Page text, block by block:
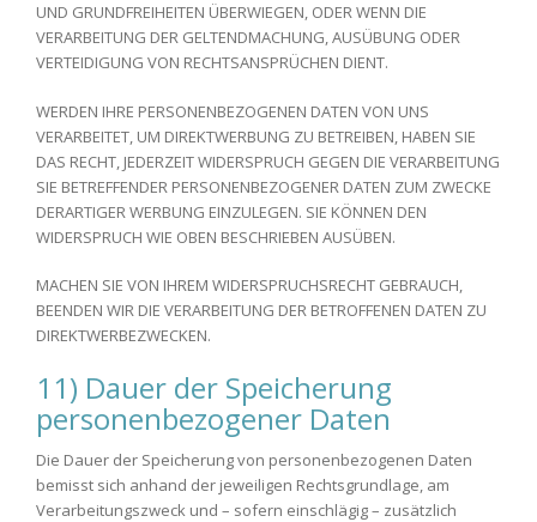
UND GRUNDFREIHEITEN ÜBERWIEGEN, ODER WENN DIE
VERARBEITUNG DER GELTENDMACHUNG, AUSÜBUNG ODER
VERTEIDIGUNG VON RECHTSANSPRÜCHEN DIENT.
WERDEN IHRE PERSONENBEZOGENEN DATEN VON UNS
VERARBEITET, UM DIREKTWERBUNG ZU BETREIBEN, HABEN SIE
DAS RECHT, JEDERZEIT WIDERSPRUCH GEGEN DIE VERARBEITUNG
SIE BETREFFENDER PERSONENBEZOGENER DATEN ZUM ZWECKE
DERARTIGER WERBUNG EINZULEGEN. SIE KÖNNEN DEN
WIDERSPRUCH WIE OBEN BESCHRIEBEN AUSÜBEN.
MACHEN SIE VON IHREM WIDERSPRUCHSRECHT GEBRAUCH,
BEENDEN WIR DIE VERARBEITUNG DER BETROFFENEN DATEN ZU
DIREKTWERBEZWECKEN.
11) Dauer der Speicherung
personenbezogener Daten
Die Dauer der Speicherung von personenbezogenen Daten
bemisst sich anhand der jeweiligen Rechtsgrundlage, am
Verarbeitungszweck und – sofern einschlägig – zusätzlich